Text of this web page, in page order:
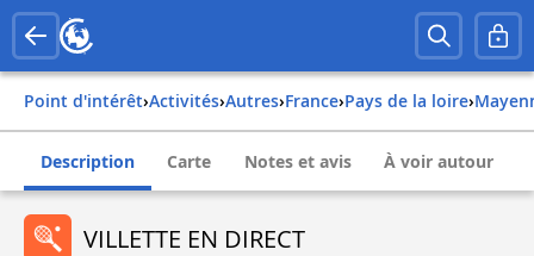
Point d'intérêt› Activités› Autres› france› pays de la loire›
Description Carte Notes et avis À voir autour
VILLETTE EN DIRECT